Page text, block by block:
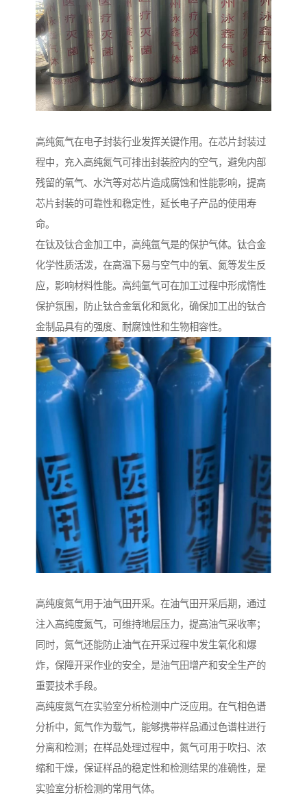
高纯氮气在电子封装行业发挥关键作用。在芯片封装过
程中，充入高纯氮气可排出封装腔内的空气，避免内部
残留的氧气、水汽等对芯片造成腐蚀和性能影响，提高
芯片封装的可靠性和稳定性，延长电子产品的使用寿
命。
在钛及钛合金加工中，高纯氩气是的保护气体。钛合金
化学性质活泼，在高温下易与空气中的氧、氮等发生反
应，影响材料性能。高纯氩气可在加工过程中形成惰性
保护氛围，防止钛合金氧化和氮化，确保加工出的钛合
金制品具有的强度、耐腐蚀性和生物相容性。​
高纯度氮气用于油气田开采。在油气田开采后期，通过
注入高纯度氮气，可维持地层压力，提高油气采收率；
同时，氮气还能防止油气在开采过程中发生氧化和爆
炸，保障开采作业的安全，是油气田增产和安全生产的
重要技术手段。​
高纯度氮气在实验室分析检测中广泛应用。在气相色谱
分析中，氮气作为载气，能够携带样品通过色谱柱进行
分离和检测；在样品处理过程中，氮气可用于吹扫、浓
缩和干燥，保证样品的稳定性和检测结果的准确性，是
实验室分析检测的常用气体。